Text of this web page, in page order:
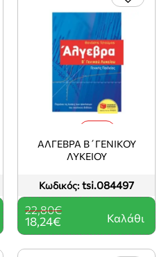
Κωδικός: tsi.084497
ΑΛΓΕΒΡΑ Β΄ΓΕΝΙΚΟΥ
ΛΥΚΕΙΟΥ
18,24€
22,80€
Καλάθι